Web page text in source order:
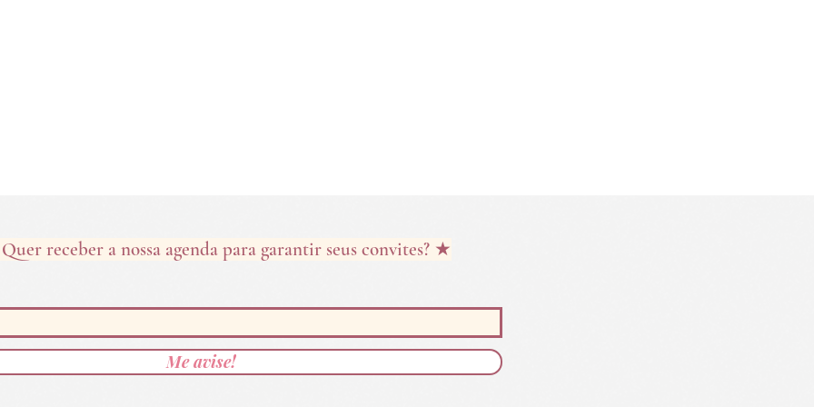
receber a nossa agenda para garantir seus convites? ★
Me avise!